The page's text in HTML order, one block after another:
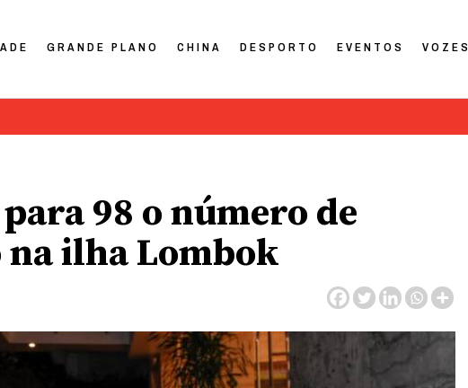
GRANDE PLANO CHINA DESPORTO EVENTOS VOZES
98 o número de
ilha Lombok